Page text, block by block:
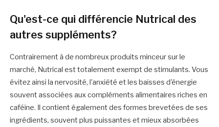
Qu'est-ce qui différencie Nutrical des
autres suppléments?
Contrairement à de nombreux produits minceur sur le
marché, Nutrical est totalement exempt de stimulants. Vous
évitez ainsi la nervosité, l'anxiété et les baisses d'énergie
souvent associées aux compléments alimentaires riches en
caféine. Il contient également des formes brevetées de ses
ingrédients, souvent plus puissantes et mieux absorbées